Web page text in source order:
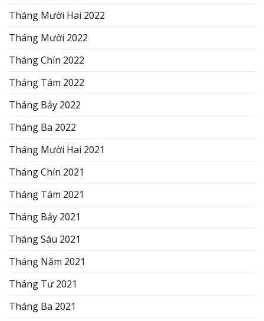
Tháng Mười Hai 2022
Tháng Mười 2022
Tháng Chín 2022
Tháng Tám 2022
Tháng Bảy 2022
Tháng Ba 2022
Tháng Mười Hai 2021
Tháng Chín 2021
Tháng Tám 2021
Tháng Bảy 2021
Tháng Sáu 2021
Tháng Năm 2021
Tháng Tư 2021
Tháng Ba 2021